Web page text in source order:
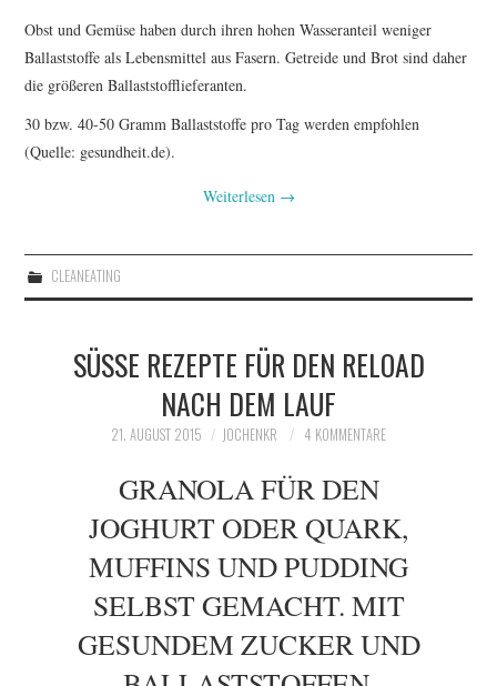
Obst und Gemüse haben durch ihren hohen Wasseranteil weniger
Ballaststoffe als Lebensmittel aus Fasern. Getreide und Brot sind daher
die größeren Ballaststofflieferanten.
30 bzw. 40-50 Gramm Ballaststoffe pro Tag werden empfohlen
(Quelle: gesundheit.de).
Weiterlesen →
CLEANEATING
SÜSSE REZEPTE FÜR DEN RELOAD N
ACH DEM LAUF
21. AUGUST 2015 JOCHENKR 4 KOMMENTARE
GRANOLA FÜR DEN
JOGHURT ODER QUARK,
MUFFINS UND PUDDING
SELBST GEMACHT. MIT
GESUNDEM ZUCKER UND